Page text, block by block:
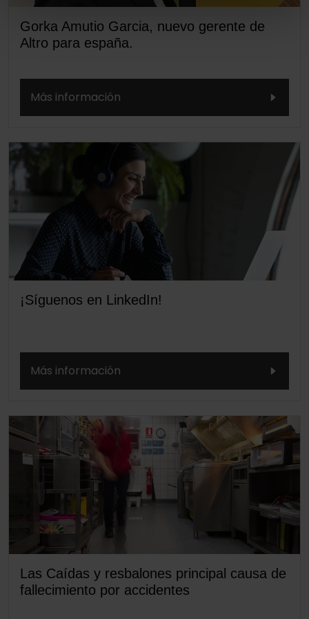
Gorka Amutio Garcia, nuevo gerente de
Altro para españa.
Más información
¡Síguenos en LinkedIn!
Más información
Las Caídas y resbalones principal causa de
fallecimiento por accidentes